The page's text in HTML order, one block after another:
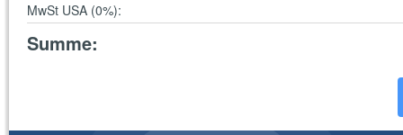
MwSt USA (0%):
Summe: